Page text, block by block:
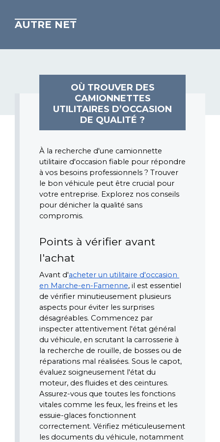
AUTRE NET
OÙ TROUVER DES
CAMIONNETTES
UTILITAIRES D’OCCASION
DE QUALITÉ ?
À la recherche d'une camionnette
utilitaire d'occasion fiable pour répondre
à vos besoins professionnels ? Trouver
le bon véhicule peut être crucial pour
votre entreprise. Explorez nos conseils
pour dénicher la qualité sans
compromis.
Points à vérifier avant
l'achat
Avant d'acheter un utilitaire d'occasion
en Marche-en-Famenne, il est essentiel
de vérifier minutieusement plusieurs
aspects pour éviter les surprises
désagréables. Commencez par
inspecter attentivement l'état général
du véhicule, en scrutant la carrosserie à
la recherche de rouille, de bosses ou de
réparations mal réalisées. Sous le capot,
évaluez soigneusement l'état du
moteur, des fluides et des ceintures.
Assurez-vous que toutes les fonctions
vitales comme les feux, les freins et les
essuie-glaces fonctionnent
correctement. Vérifiez méticuleusement
les documents du véhicule, notamment